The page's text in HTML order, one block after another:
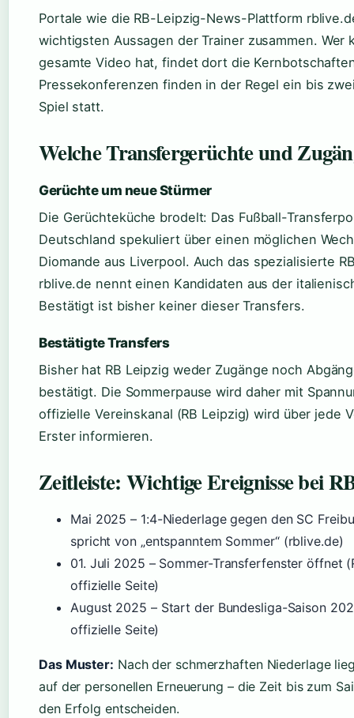
Portale wie die RB-Leipzig-News-Plattform
wichtigsten Aussagen der Trainer zusammen. Wer
gesamte Video hat, findet dort die
Pressekonferenzen finden in der Regel ein bis
Spiel statt.
Welche Transfergerüchte und
Gerüchte um neue Stürmer
Die Gerüchteküche brodelt: Das Fußball-
Deutschland spekuliert über einen möglichen
Diomande aus Liverpool. Auch das spezialisierte
rblive.de nennt einen Kandidaten aus der
Bestätigt ist bisher keiner dieser Transfers.
Bestätigte Transfers
Bisher hat RB Leipzig weder Zugänge noch
bestätigt. Die Sommerpause wird daher mit
offizielle Vereinskanal (RB Leipzig) wird über jede
Erster informieren.
Zeitleiste: Wichtige Ereignisse bei
Mai 2025 – 1:4-Niederlage gegen den SC
spricht von „entspanntem Sommer“ (rblive.de)
01. Juli 2025 – Sommer-Transferfenster öffnet
offizielle Seite)
August 2025 – Start der Bundesliga-Saison
offizielle Seite)
Das Muster: Nach der schmerzhaften Niederlage
auf der personellen Erneuerung – die Zeit bis zum
den Erfolg entscheiden.